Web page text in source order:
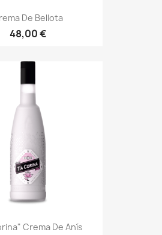
De Bellota
48,00 €
Crema De Anís